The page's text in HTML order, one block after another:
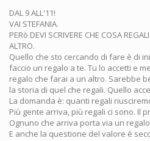
DAL 9 ALL'11!
VAI STEFANIA.
PERò DEVI SCRIVERE CHE COSA
ALTRO.
Quello che sto cercando di fare è di
faccio un regalo a te. Tu lo accetti e
regalo che farai a un altro. Sarebbe
la storia di quel che regali. Quello
La domanda è: quanti regali
Più gente arriva, più regali ci sono. Il
Ognuno che arriva porta via un
E anche la questione del valore è